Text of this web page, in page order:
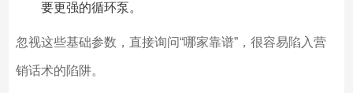
要更强的循环泵。
忽视这些基础参数，直接询问“哪家靠谱”，很容易陷入营
销话术的陷阱。